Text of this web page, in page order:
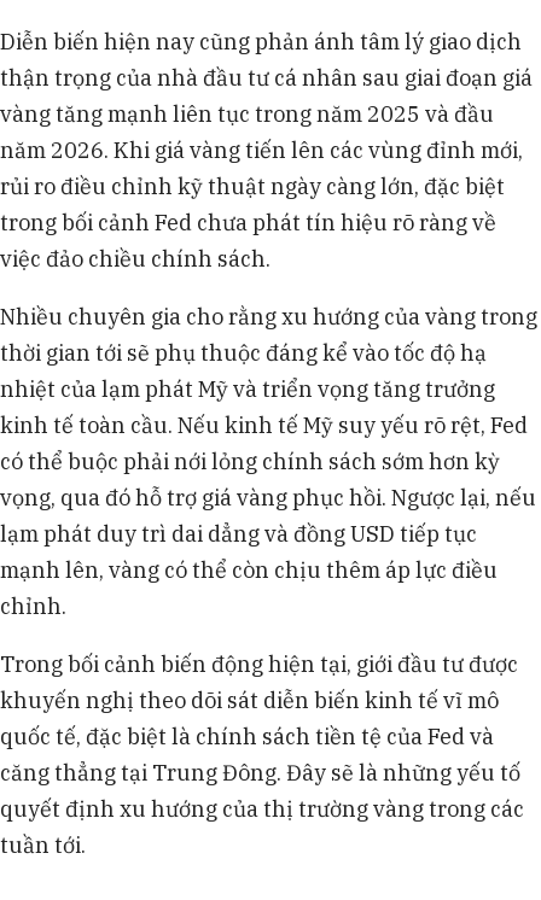
Diễn biến hiện nay cũng phản ánh tâm lý giao dịch
thận trọng của nhà đầu tư cá nhân sau giai đoạn giá
vàng tăng mạnh liên tục trong năm 2025 và đầu
năm 2026. Khi giá vàng tiến lên các vùng đỉnh mới,
rủi ro điều chỉnh kỹ thuật ngày càng lớn, đặc biệt
trong bối cảnh Fed chưa phát tín hiệu rõ ràng về
việc đảo chiều chính sách.
Nhiều chuyên gia cho rằng xu hướng của vàng trong
thời gian tới sẽ phụ thuộc đáng kể vào tốc độ hạ
nhiệt của lạm phát Mỹ và triển vọng tăng trưởng
kinh tế toàn cầu. Nếu kinh tế Mỹ suy yếu rõ rệt, Fed
có thể buộc phải nới lỏng chính sách sớm hơn kỳ
vọng, qua đó hỗ trợ giá vàng phục hồi. Ngược lại, nếu
lạm phát duy trì dai dẳng và đồng USD tiếp tục
mạnh lên, vàng có thể còn chịu thêm áp lực điều
chỉnh.
Trong bối cảnh biến động hiện tại, giới đầu tư được
khuyến nghị theo dõi sát diễn biến kinh tế vĩ mô
quốc tế, đặc biệt là chính sách tiền tệ của Fed và
căng thẳng tại Trung Đông. Đây sẽ là những yếu tố
quyết định xu hướng của thị trường vàng trong các
tuần tới.